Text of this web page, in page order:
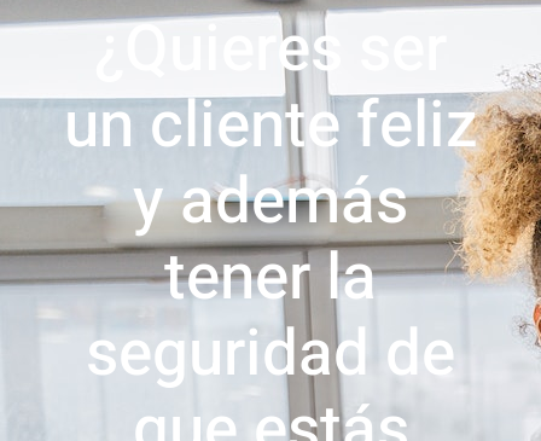
¿Quieres ser
un cliente feliz
y además
tener la
seguridad de